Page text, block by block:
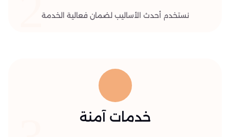
نستخدم أحدث الأساليب لضمان فعالية الخدمة
خدمات آمنة